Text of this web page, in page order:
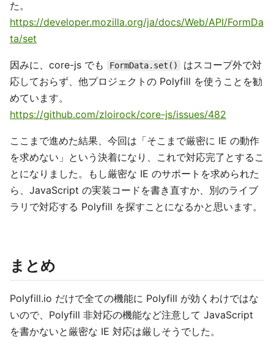
た。
https://developer.mozilla.org/ja/docs/Web/API/FormDa
ta/set
因みに、core-js でも FormData.set()
はスコープ外で対
応しておらず、他プロジェクトの Polyfill を使うことを勧
めています。
https://github.com/zloirock/core-js/issues/482
ここまで進めた結果、今回は「そこまで厳密に IE の動作
を求めない」という決着になり、これで対応完了とするこ
とになりました。もし厳密な IE のサポートを求められた
ら、JavaScript の実装コードを書き直すか、別のライブ
ラリで対応する Polyfill を探すことになるかと思います。
まとめ
Polyfill.io だけで全ての機能に Polyfill が効くわけではな
いので、Polyfill 非対応の機能など注意して JavaScript
を書かないと厳密な IE 対応は厳しそうでした。